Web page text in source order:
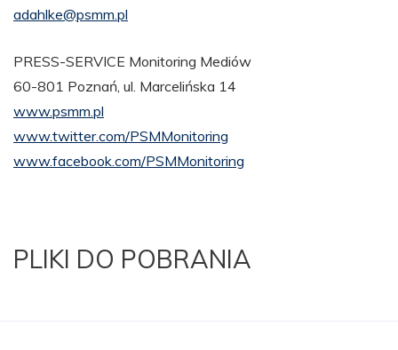
adahlke@psmm.pl
PRESS-SERVICE Monitoring Mediów
60-801 Poznań, ul. Marcelińska 14
www.psmm.pl
www.twitter.com/PSMMonitoring
www.facebook.com/PSMMonitoring
PLIKI DO POBRANIA